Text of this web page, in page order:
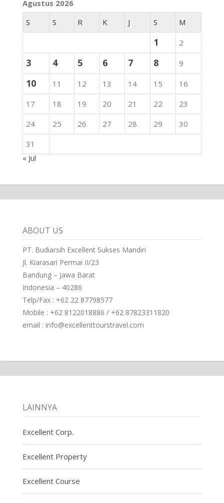
Agustus 2026
S
S R K J S M
1 2
3 4 5 6 7 8 9
10 11 12 13 14 15
16
17
18 19 20 21 22
23
24
25 26 27 28 29
30
31
« Jul
ABOUT US
PT. Budiarsih Excellent Sukses Mandiri
Jl. Kiarasari Permai II/23
Bandung – Jawa Barat
Indonesia – 40286
Telp/Fax : +62 22 87798577
Mobile : +62 8122018886 / +62 87823311820
email : info@excellenttourstravel.com
LAINNYA
Excellent Corp.
Excellent Property
Excellent Course